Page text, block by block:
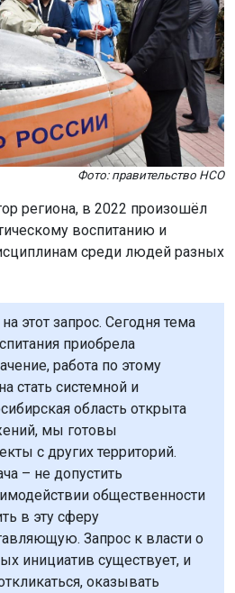
Фото: правительство НСО
региона, в 2022 произошёл
воспитанию и
среди людей разных
этот запрос. Сегодня тема
приобрела
работа по этому
стать системной и
область открыта
мы готовы
с других территорий.
– не допустить
общественности
в эту сферу
Запрос к власти о
инициатив существует, и
оказывать